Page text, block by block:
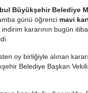
Büyükşehir Belediye
günü öğrenci mavi
indirim kararının bugün
oy birliğiyle alınan
Belediye Başkan
4 Kapılı
Türkiye'de